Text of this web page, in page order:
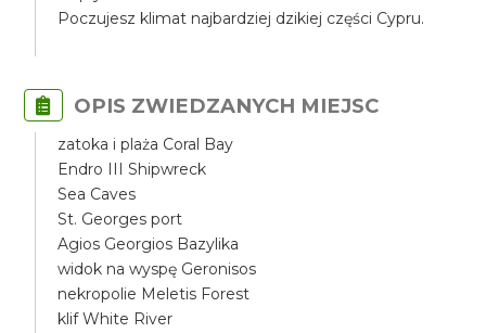
Poczujesz klimat najbardziej dzikiej części Cypru.
OPIS ZWIEDZANYCH MIEJSC
zatoka i plaża Coral Bay
Endro III Shipwreck
Sea Caves
St. Georges port
Agios Georgios Bazylika
widok na wyspę Geronisos
nekropolie Meletis Forest
klif White River